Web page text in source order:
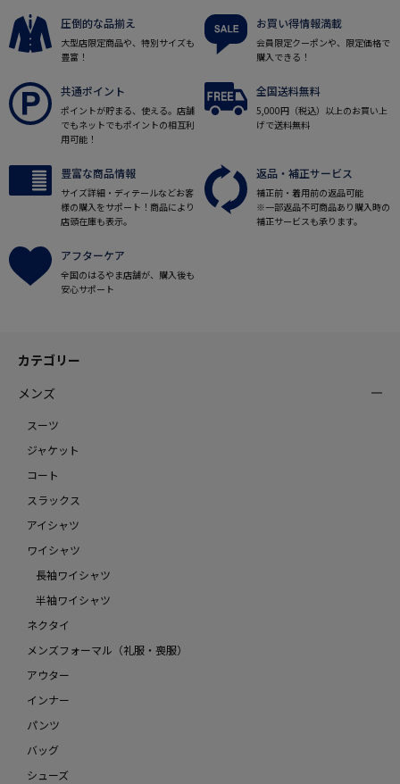
圧倒的な品揃え
大型店限定商品や、特別サイズも
豊富！
お買い得情報満載
会員限定クーポンや、限定価格で
購入できる！
共通ポイント
ポイントが貯まる、使える。店舗
でもネットでもポイントの相互利
用可能！
全国送料無料
5,000円（税込）以上のお買い上
げで送料無料
豊富な商品情報
サイズ詳細・ディテールなどお客
様の購入をサポート！商品により
店頭在庫も表示。
返品・補正サービス
補正前・着用前の返品可能
※一部返品不可商品あり購入時の
補正サービスも承ります。
アフターケア
全国のはるやま店舗が、購入後も
安心サポート
カテゴリー
メンズ
スーツ
ジャケット
コート
スラックス
アイシャツ
ワイシャツ
長袖ワイシャツ
半袖ワイシャツ
ネクタイ
メンズフォーマル（礼服・喪服）
アウター
インナー
パンツ
バッグ
シューズ